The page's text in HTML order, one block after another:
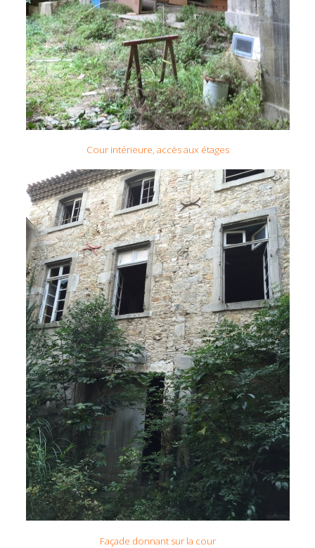
Cour intérieure, accès aux étages
Façade donnant sur la cour